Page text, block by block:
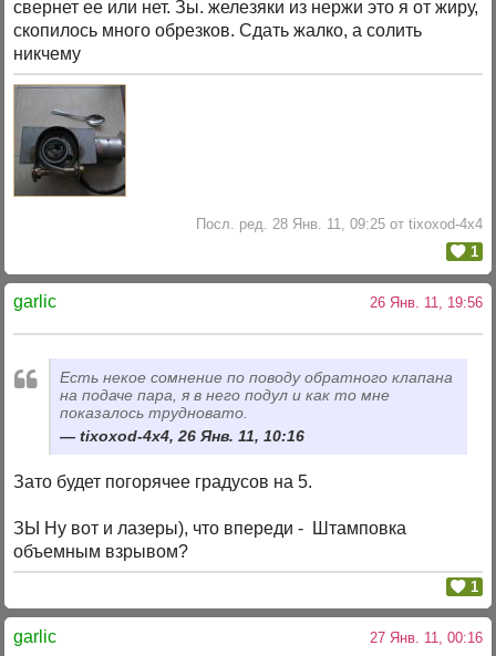
свернет ее или нет. Зы. железяки из нержи это я от жиру,
скопилось много обрезков. Сдать жалко, а солить
никчему
Посл. ред. 28 Янв. 11, 09:25 от tixoxod-4x4
1
garlic 26 Янв. 11, 19:56
Есть некое сомнение по поводу обратного клапана
на подаче пара, я в него подул и как то мне
показалось трудновато.
tixoxod-4x4, 26 Янв. 11, 10:16
Зато будет погорячее градусов на 5.
ЗЫ Ну вот и лазеры), что впереди - Штамповка
объемным взрывом?
1
garlic 27 Янв. 11, 00:16